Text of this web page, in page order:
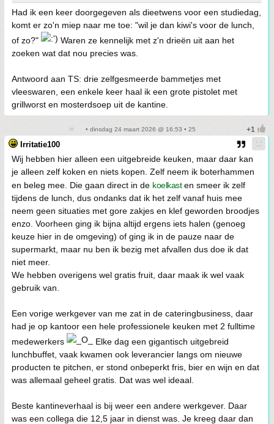
Had ik een keer doorgegeven als dieetwens voor een studiedag,
komt er zo'n miep naar me toe: "wil je dan kiwi's voor de lunch,
of zo?"
Waren ze kennelijk met z'n drieën uit aan het
zoeken wat dat nou precies was.
Antwoord aan TS: drie zelfgesmeerde bammetjes met
vleeswaren, een enkele keer haal ik een grote pistolet met
grillworst en mosterdsoep uit de kantine.
• dinsdag 24 maart 2026 @ 16:53 • 25
Irritatie100
Wij hebben hier alleen een uitgebreide keuken, maar daar kan
je alleen zelf koken en niets kopen. Zelf neem ik boterhammen
en beleg mee. Die gaan direct in de koelkasten smeer ik zelf
tijdens de lunch, dus ondanks dat ik het zelf vanaf huis mee
neem geen situaties met gore zakjes en klef geworden broodjes
enzo. Voorheen ging ik bijna altijd ergens iets halen (genoeg
keuze hier in de omgeving) of ging ik in de pauze naar de
supermarkt, maar nu ben ik bezig met afvallen dus doe ik dat
niet meer.
We hebben overigens wel gratis fruit, daar maak ik wel vaak
gebruik van.
Een vorige werkgever van me zat in de cateringbusiness, daar
had je op kantoor een hele professionele keuken met 2 fulltime
medewerkers
Elke dag een gigantisch uitgebreid
lunchbuffet, vaak kwamen ook leverancier langs om nieuwe
producten te pitchen, er stond onbeperkt fris, bier en wijn en dat
was allemaal geheel gratis. Dat was wel ideaal.
Beste kantineverhaal is bij weer een andere werkgever. Daar
was een collega die 12,5 jaar in dienst was. Je kreeg daar dan